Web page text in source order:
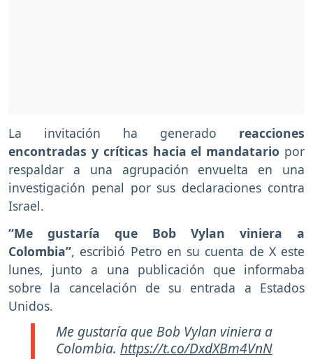
La invitación ha generado reacciones
encontradas y críticas hacia el mandatario por
respaldar a una agrupación envuelta en una
investigación penal por sus declaraciones contra
Israel.
“Me gustaría que Bob Vylan viniera a
Colombia”, escribió Petro en su cuenta de X este
lunes, junto a una publicación que informaba
sobre la cancelación de su entrada a Estados
Unidos.
Me gustaría que Bob Vylan viniera a
Colombia. https://t.co/DxdXBm4VnN